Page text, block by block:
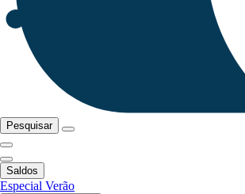
Pesquisar
Saldos
Especial Verão